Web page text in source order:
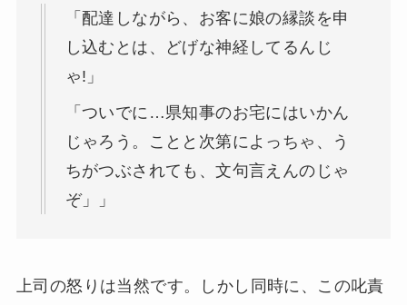
「配達しながら、お客に娘の縁談を申
し込むとは、どげな神経してるんじ
ゃ!」
「ついでに…県知事のお宅にはいかん
じゃろう。ことと次第によっちゃ、う
ちがつぶされても、文句言えんのじゃ
ぞ」」
上司の怒りは当然です。しかし同時に、この叱責